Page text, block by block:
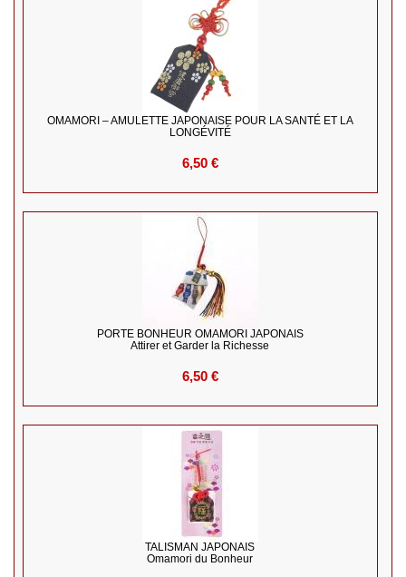
OMAMORI – AMULETTE JAPONAISE POUR LA SANTÉ ET LA
LONGÉVITÉ
6,50 €
PORTE BONHEUR OMAMORI JAPONAIS
Attirer et Garder la Richesse
6,50 €
TALISMAN JAPONAIS
Omamori du Bonheur